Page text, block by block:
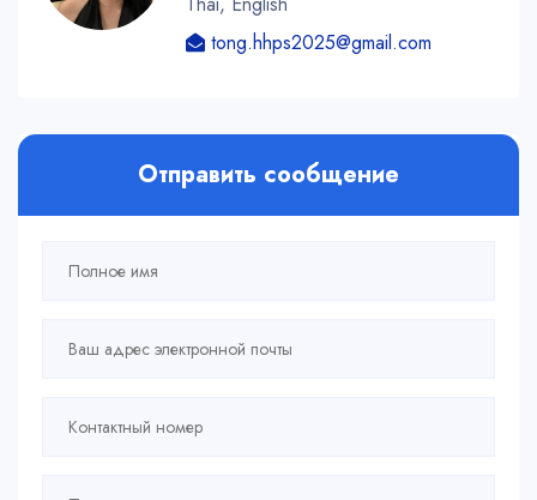
tong.hhps2025@gmail.com
Отправить сообщение